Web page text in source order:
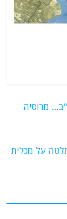
מרוסיה
על מכלית